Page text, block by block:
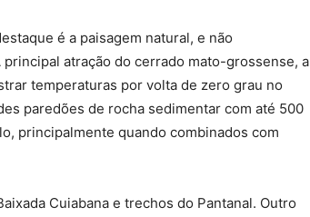
é a paisagem natural, e não
atração do cerrado mato-grossense, a
temperaturas por volta de zero grau no
paredões de rocha sedimentar com até 500
principalmente quando combinados com
Cuiabana e trechos do Pantanal. Outro